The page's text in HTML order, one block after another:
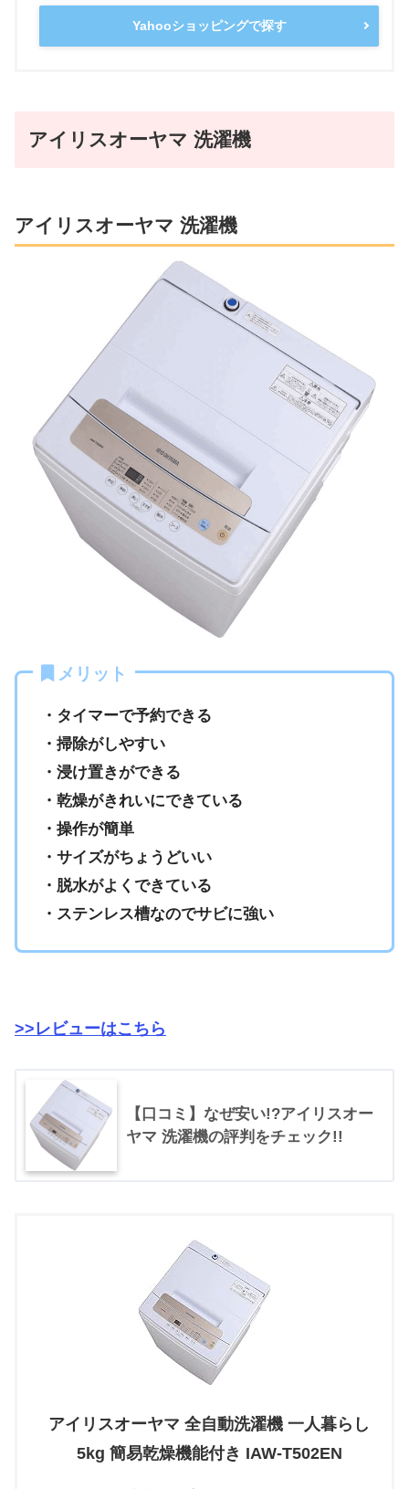
Yahooショッピングで探す
アイリスオーヤマ 洗濯機
アイリスオーヤマ 洗濯機
メリット
・タイマーで予約できる
・掃除がしやすい
・浸け置きができる
・乾燥がきれいにできている
・操作が簡単
・サイズがちょうどいい
・脱水がよくできている
・ステンレス槽なのでサビに強い
>>レビューはこちら
【口コミ】なぜ安い!?アイリスオー
ヤマ 洗濯機の評判をチェック!!
アイリスオーヤマ 全自動洗濯機 一人暮らし
5kg 簡易乾燥機能付き IAW-T502EN